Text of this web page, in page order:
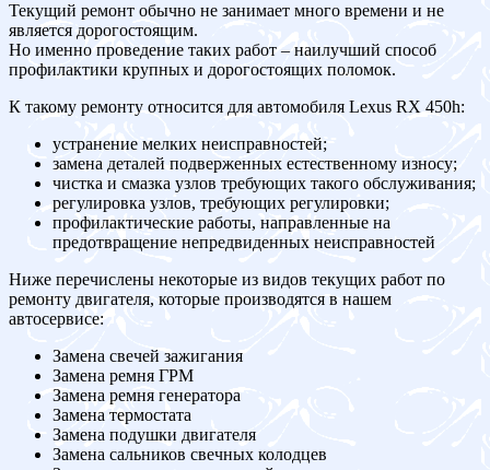
Текущий ремонт обычно не занимает много времени и не
является дорогостоящим.
Но именно проведение таких работ – наилучший способ
профилактики крупных и дорогостоящих поломок.
К такому ремонту относится для автомобиля Lexus RX 450h:
устранение мелких неисправностей;
замена деталей подверженных естественному износу;
чистка и смазка узлов требующих такого обслуживания;
регулировка узлов, требующих регулировки;
профилактические работы, направленные на
предотвращение непредвиденных неисправностей
Ниже перечислены некоторые из видов текущих работ по
ремонту двигателя, которые производятся в нашем
автосервисе:
Замена свечей зажигания
Замена ремня ГРМ
Замена ремня генератора
Замена термостата
Замена подушки двигателя
Замена сальников свечных колодцев